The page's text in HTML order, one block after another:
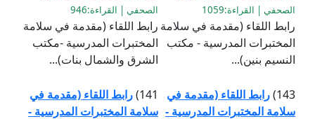
الصحفي | القراءة:1059
رابط اللقاء (مقدمة في سلامة
المختبرات المدرسية - مكتب
النسيم بنين)...
الصحفي | القراءة:946
رابط اللقاء (مقدمة في سلامة
المختبرات المدرسية -مكتب
الشرق والشمال بنات)...
143) رابط اللقاء (مقدمة في
سلامة المختبرات المدرسية -
141) رابط اللقاء (مقدمة في
سلامة المختبرات المدرسية -